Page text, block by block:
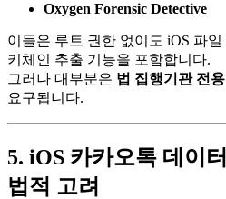
Oxygen Forensic Detective
이들은 루트 권한 없이도 iOS 파
키체인 추출 기능을 포함합니다.
그러나 대부분은 법 집행기관 전용
요구됩니다.
5. iOS 카카오톡 데이
법적 고려